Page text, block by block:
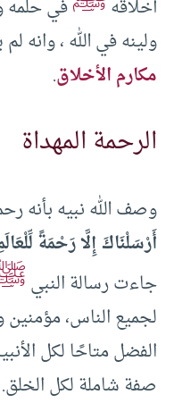
أخلاقه
في
ولينه في الله ، وانه
مكارم الأخلاق.
الرحمة المهداة
وصف الله نبيه بأنه
أَرْسَلْنَاكَ إِلَّا رَحْمَةً
جاءت رسالة النبي
لجميع الناس،
الفضل متاحًا لكل
صفة شاملة لكل الخلق.